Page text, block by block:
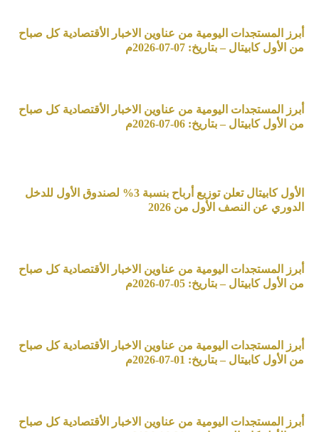
أبرز المستجدات اليومية من عناوين الاخبار الأقتصادية كل صباح
من الأول كابيتال – بتاريخ: 07-07-2026م
أبرز المستجدات اليومية من عناوين الاخبار الأقتصادية كل صباح
من الأول كابيتال – بتاريخ: 06-07-2026م
الأول كابيتال تعلن توزيع أرباح بنسبة 3% لصندوق الأول للدخل
الدوري عن النصف الأول من 2026
أبرز المستجدات اليومية من عناوين الاخبار الأقتصادية كل صباح
من الأول كابيتال – بتاريخ: 05-07-2026م
أبرز المستجدات اليومية من عناوين الاخبار الأقتصادية كل صباح
من الأول كابيتال – بتاريخ: 01-07-2026م
أبرز المستجدات اليومية من عناوين الاخبار الأقتصادية كل صباح